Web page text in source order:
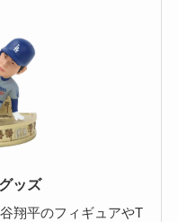
ッズ
翔平のフィギュアやT